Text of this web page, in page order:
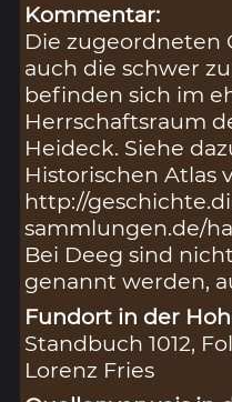
Kommentar:
Die zugeordneten
auch die schwer
befinden sich im
Herrschaftsraum
Heideck. Siehe
Historischen Atlas
http://
sammlungen.de/
Bei Deeg sind
genannt werden,
Fundort in der
Standbuch 1012,
Lorenz Fries